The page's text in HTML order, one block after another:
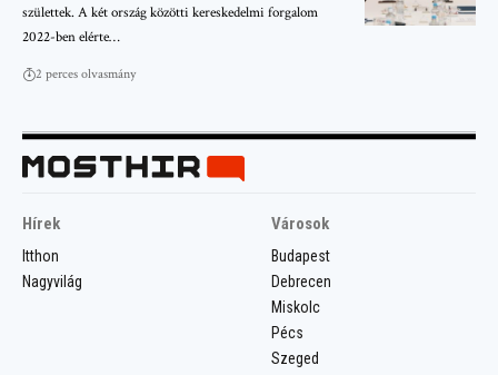
születtek. A két ország közötti kereskedelmi forgalom
2022-ben elérte…
2 perces olvasmány
Hírek
Itthon
Nagyvilág
Városok
Budapest
Debrecen
Miskolc
Pécs
Szeged